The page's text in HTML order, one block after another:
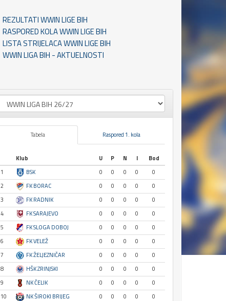
REZULTATI WWIN LIGE BIH
RASPORED KOLA WWIN LIGE BIH
LISTA STRIJELACA WWIN LIGE BIH
WWIN LIGA BIH - AKTUELNOSTI
Tabela Raspored 1. kola
Klub U P N I
Bod
1
BSK 0 0 0 0
0
2
FK BORAC 0 0 0 0
0
3
FK RADNIK 0 0 0 0
0
4
FK SARAJEVO 0 0 0 0
0
5
FK SLOGA DOBOJ 0 0 0 0
0
6
FK VELEŽ 0 0 0 0
0
7
FK ŽELJEZNIČAR 0 0 0 0
0
8
HŠK ZRINJSKI 0 0 0 0
0
9
NK ČELIK 0 0 0 0
0
10
NK ŠIROKI BRIJEG 0 0 0 0 0